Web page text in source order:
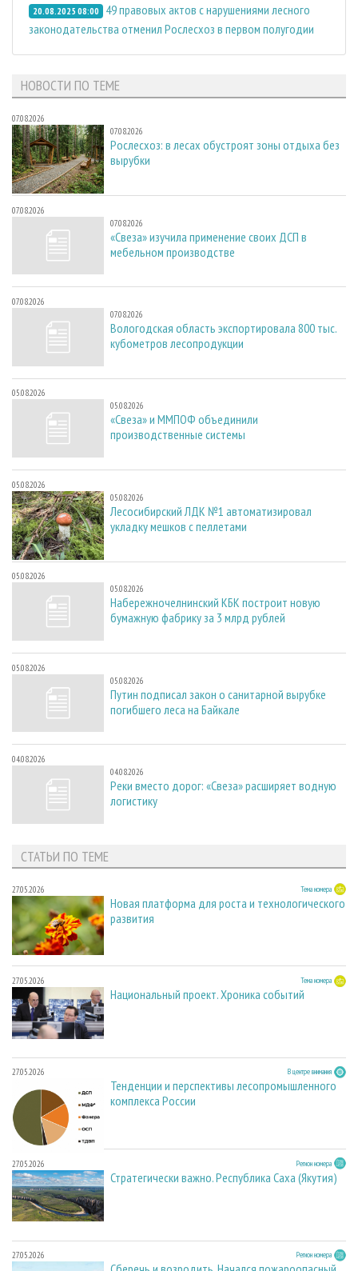
20.08.2025 08:00
49 правовых актов с нарушениями лесного
законодательства отменил Рослесхоз в первом полугодии
НОВОСТИ ПО ТЕМЕ
07.08.2026
07.08.2026
Рослесхоз: в лесах обустроят зоны отдыха без
вырубки
07.08.2026
07.08.2026
«Свеза» изучила применение своих ДСП в
мебельном производстве
07.08.2026
07.08.2026
Вологодская область экспортировала 800 тыс.
кубометров лесопродукции
05.08.2026
05.08.2026
«Свеза» и ММПОФ объединили
производственные системы
05.08.2026
05.08.2026
Лесосибирский ЛДК №1 автоматизировал
укладку мешков с пеллетами
05.08.2026
05.08.2026
Набережночелнинский КБК построит новую
бумажную фабрику за 3 млрд рублей
05.08.2026
05.08.2026
Путин подписал закон о санитарной вырубке
погибшего леса на Байкале
04.08.2026
04.08.2026
Реки вместо дорог: «Свеза» расширяет водную
логистику
СТАТЬИ ПО ТЕМЕ
27.05.2026 Тема номера
Новая платформа для роста и технологического
развития
27.05.2026 Тема номера
Национальный проект. Хроника событий
27.05.2026 В центре внимания
Тенденции и перспективы лесопромышленного
комплекса России
27.05.2026 Регион номера
Стратегически важно. Республика Саха (Якутия)
27.05.2026 Регион номера